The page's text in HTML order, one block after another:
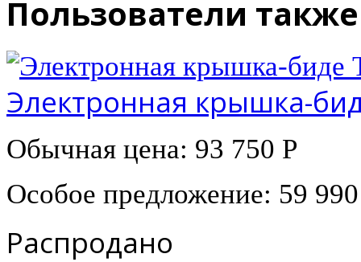
Пользователи
Электронная крышка-
Обычная цена: 93 750 Р
Особое предложение: 59
Распродано